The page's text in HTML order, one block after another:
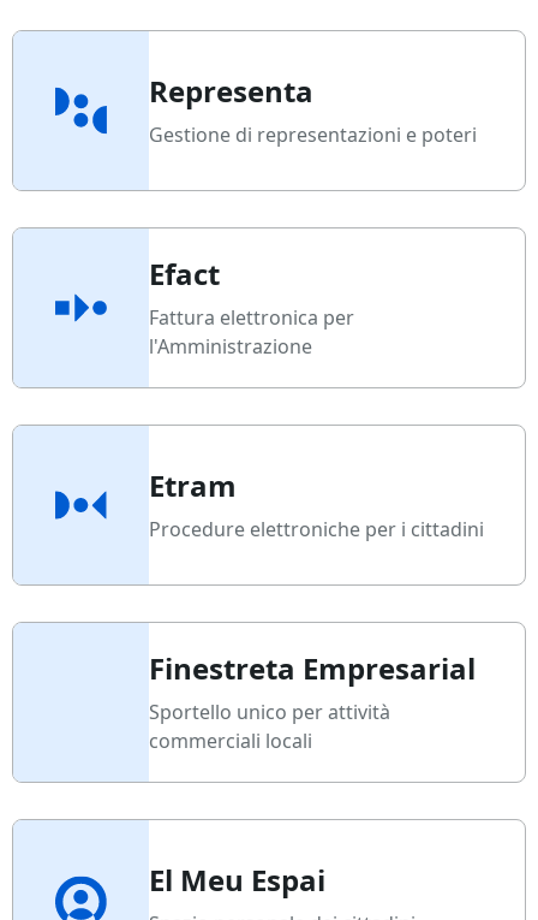
Representa
Gestione di representazioni e poteri
Efact
Fattura elettronica per
l'Amministrazione
Etram
Procedure elettroniche per i cittadini
Finestreta Empresarial
Sportello unico per attività
commerciali locali
El Meu Espai